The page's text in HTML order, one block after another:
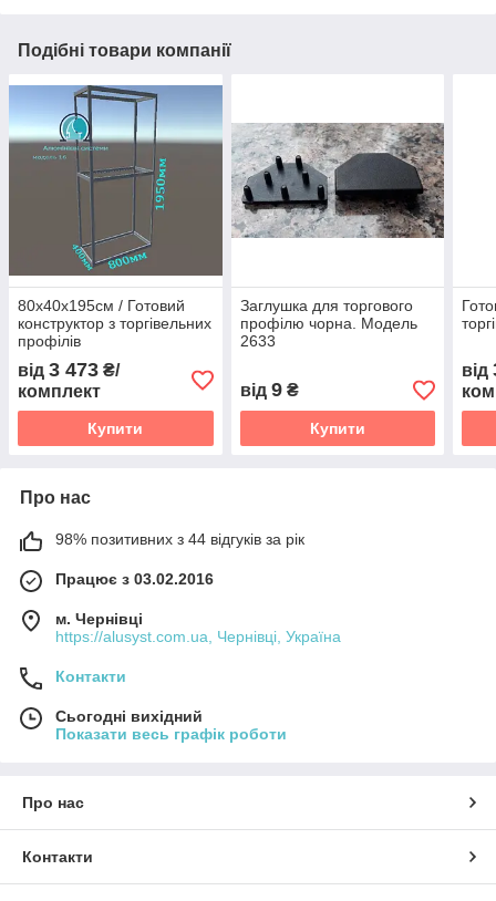
Подібні товари компанії
80х40х195см / Готовий
конструктор з торгівельних
профілів
від 3 473 ₴/
комплект
Купити
Заглушка для торгового
профілю чорна. Модель
2633
від 9₴
Купити
від
Про нас
98% позитивних з 44 відгуків за рік
Працює з 03.02.2016
м. Чернівці
https://alusyst.com.ua, Чернівці, Україна
Контакти
Сьогодні вихідний
Показати весь графік роботи
Про нас
Контакти